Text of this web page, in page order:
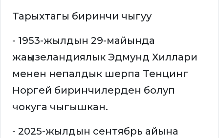
Тарыхтагы биринчи чыгуу
- 1953-жылдын 29-майында
жаңызеландиялык Эдмунд Хиллари
менен непалдык шерпа Тенцинг
Норгей биринчилерден болуп
чокуга чыгышкан.
- 2025-жылдын сентябрь айына